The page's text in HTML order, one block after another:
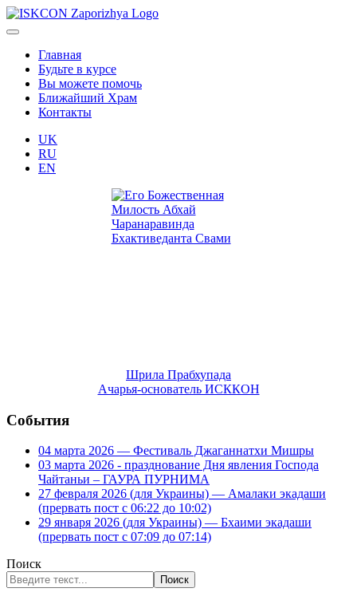
Главная
Будьте в курсе
Вы можете помочь
Ближайший Храм
Контакты
UK
RU
EN
Шрила Прабхупада
Ачарья-основатель ИСККОН
События
04 марта 2026 — Фестиваль Джаганнатхи Мишры
03 марта 2026 - празднование Дня явления Господа
Чайтаньи – ГАУРА ПУРНИМА
27 февраля 2026 (для Украины) — Амалаки экадаши
(прервать пост с 06:22 до 10:02)
29 января 2026 (для Украины) — Бхаими экадаши
(прервать пост с 07:09 до 07:14)
Поиск
Поиск